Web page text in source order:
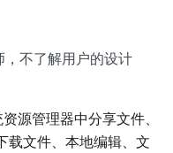
不了解用户的设计
源管理器中分享文件、
载文件、本地编辑、文